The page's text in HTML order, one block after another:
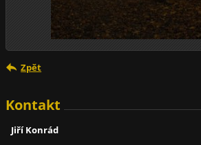
Zpět
Kontakt
Jiří Konrád